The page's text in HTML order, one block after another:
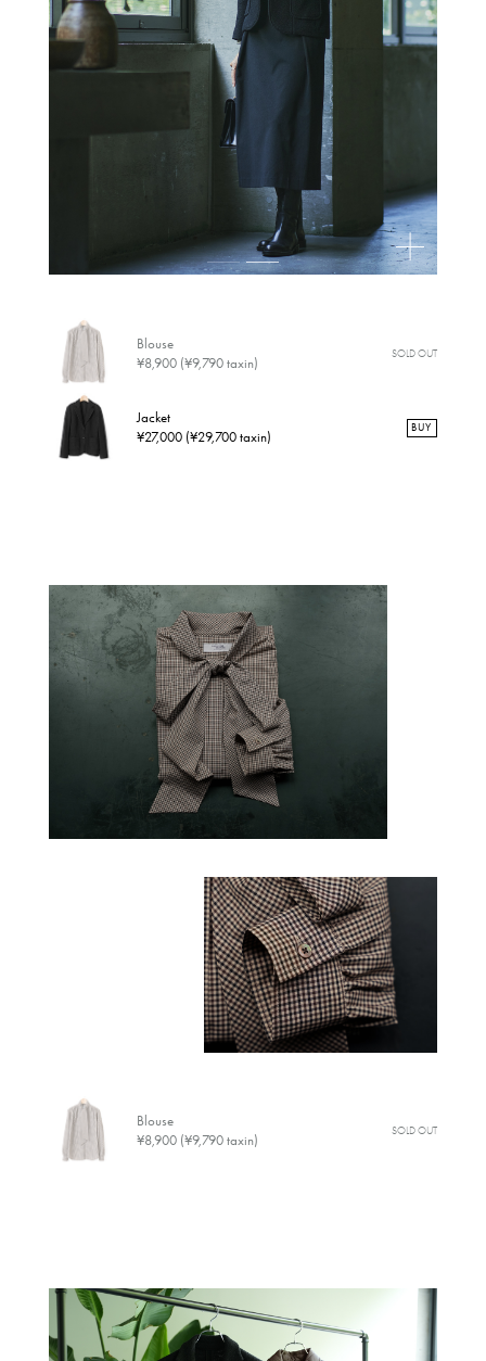
Blouse
¥8,900 (¥9,790 taxin)
SOLD OUT
Jacket
¥27,000 (¥29,700 taxin)
BUY
Blouse
¥8,900 (¥9,790 taxin)
SOLD OUT